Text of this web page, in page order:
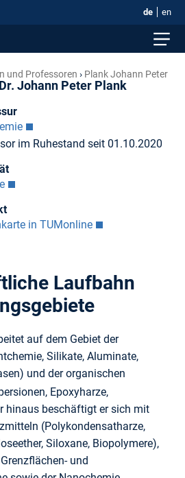
de en
und Professoren Plank Johann Peter
Johann Peter Plank
im Ruhestand seit 01.10.2020
in TUMonline
Laufbahn
auf dem Gebiet der
Silikate, Aluminate,
und der organischen
Epoxyharze,
hinaus beschäftigt er sich mit
(Polykondensatharze,
Siloxane, Biopolymere),
und